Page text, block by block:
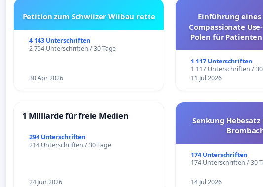
Petition zum Schwiizer Wiibau rette
4 143 Unterschriften
2 754 Unterschriften / 30 Tage
30 Apr 2026
Einführung
Compassionate
Polen für
1 117 Unterschriften
1 117 Unterschriften / 30
11 Jul 2026
1 Milliarde für freie Medien
294 Unterschriften
214 Unterschriften / 30 Tage
24 Jun 2026
Senkung
174 Unterschriften
174 Unterschriften / 30
14 Jul 2026